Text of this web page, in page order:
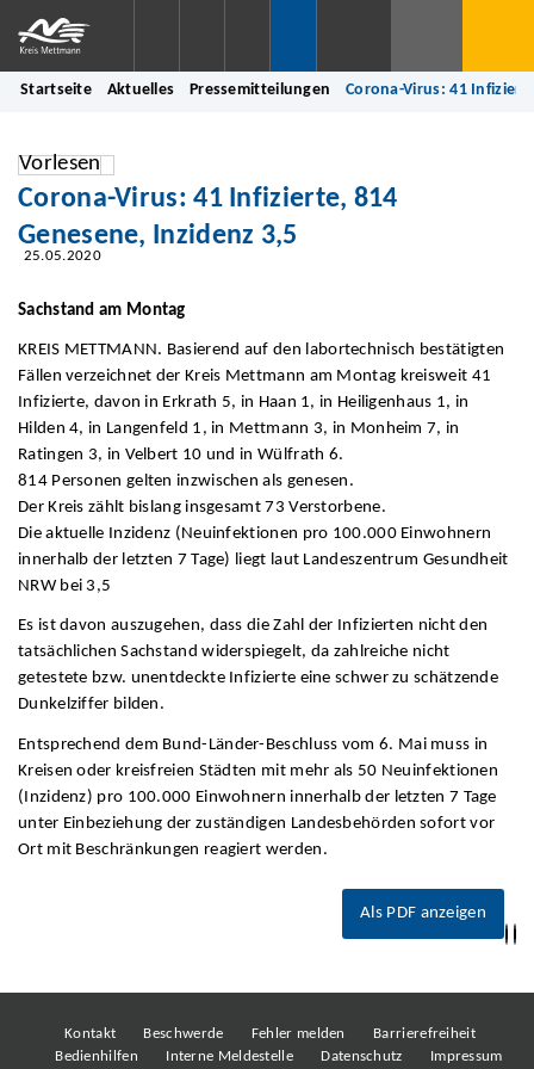
Startseite Aktuelles Pressemitteilungen Corona-Virus: 41
Vorlesen
Corona-Virus: 41 Infizierte, 814
Genesene, Inzidenz 3,5
25.05.2020
Sachstand am Montag
KREIS METTMANN. Basierend auf den labortechnisch bestätigten
Fällen verzeichnet der Kreis Mettmann am Montag kreisweit 41
Infizierte, davon in Erkrath 5, in Haan 1, in Heiligenhaus 1, in
Hilden 4, in Langenfeld 1, in Mettmann 3, in Monheim 7, in
Ratingen 3, in Velbert 10 und in Wülfrath 6.
814 Personen gelten inzwischen als genesen.
Der Kreis zählt bislang insgesamt 73 Verstorbene.
Die aktuelle Inzidenz (Neuinfektionen pro 100.000 Einwohnern
innerhalb der letzten 7 Tage) liegt laut Landeszentrum Gesundheit
NRW bei 3,5
Es ist davon auszugehen, dass die Zahl der Infizierten nicht den
tatsächlichen Sachstand widerspiegelt, da zahlreiche nicht
getestete bzw. unentdeckte Infizierte eine schwer zu schätzende
Dunkelziffer bilden.
Entsprechend dem Bund-Länder-Beschluss vom 6. Mai muss in
Kreisen oder kreisfreien Städten mit mehr als 50 Neuinfektionen
(Inzidenz) pro 100.000 Einwohnern innerhalb der letzten 7 Tage
unter Einbeziehung der zuständigen Landesbehörden sofort vor
Ort mit Beschränkungen reagiert werden.
Als PDF anzeigen
Kontakt Beschwerde Fehler melden
Barrierefreiheit
Bedienhilfen
Interne Meldestelle Datenschutz Impressum